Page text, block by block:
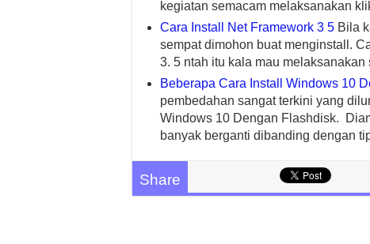
kegiatan semacam melaksanakan
Cara Install Net Framework 3 5 Bila
sempat dimohon buat menginstall.
3. 5 ntah itu kala mau
Beberapa Cara Install Windows 10
pembedahan sangat terkini yang
Windows 10 Dengan Flashdisk.
banyak berganti dibanding dengan
Share